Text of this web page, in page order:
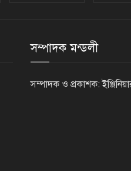
সম্পাদক মন্ডলী
সম্পাদক ও প্রকাশক: